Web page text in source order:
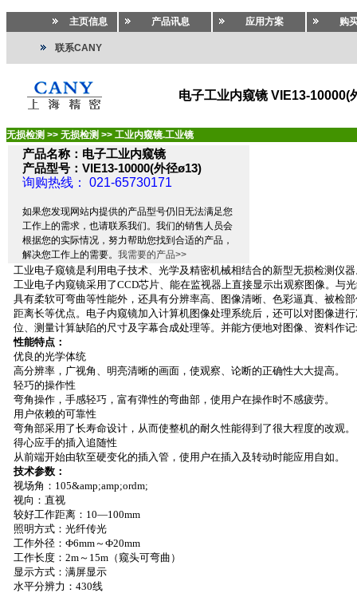
主页信息 产品讯息 应用方案 购
联系CANY
电子工业内窥镜 VIE13-10000(
无损检测 >> 无损检测 >> 工业内窥镜.工业镜
产品名称：电子工业内窥镜
产品型号：VIE13-10000(外径ø13)
询购热线： 021-65730171
如果您发现网站内提供的产品型号仍旧无法满足您
工作上的需求，也请联系我们。我们的销售人员会
根据您的实际情况，努力帮助您找到合适的产品，
解决您工作上的需要。 我需要的产品>>
工业电子窥镜是利用电子技术、光学及精密机械相结合的新型无损检测仪
工业电子内窥镜采用了CCD芯片、能在监视器上直接显示出观察图像。与
具有柔软可弯曲等性能外，还具有分辨率高、图像清晰、色彩逼真、被检
距离长等优点。电子内窥镜加入计算机图像处理系统后，还可以对图像进
位、测量计算缺陷的尺寸及字幕合成处理等。并能方便地对图像、资料作
性能特点：
优良的光学体统
高分辨率，广视角、明亮清晰的画面，使观察、论断的正确性大大提高。
轻巧的操作性
弯角操作，手感轻巧，富有弹性的弯曲部，使用户在操作时不感疲劳。
用户依赖的可靠性
弯角部采用了长寿命设计，从而使整机的耐久性能得到了很大程度的改观。
得心应手的插入追随性
从前端开始由软至硬变化的插入管，使用户在插入及转动时能应用自如。
技术参数：
视场角： 105&amp;amp;ordm;
视向：直视
较好工作距离： 10—100mm
照明方式：光纤传光
工作外径：Ф6mm～Ф20mm
工作长度：2m～ 15m （窥头可弯曲）
显示方式：满屏显示
水平分辨力：430线